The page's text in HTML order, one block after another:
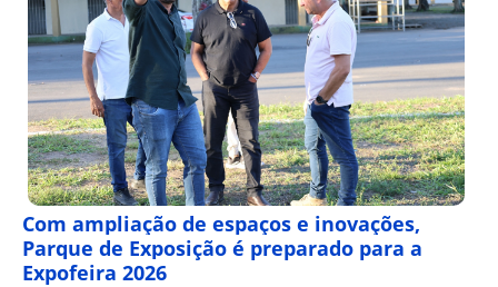
Com ampliação de espaços e inovações,
Parque de Exposição é preparado para a
Expofeira 2026